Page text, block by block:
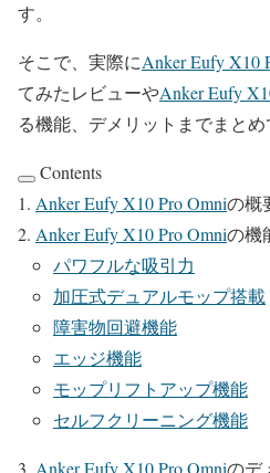
す。
そこで、実際にAnker Eufy X10
てみたレビューやAnker Eufy
る機能、デメリットまでまとめ
Contents
Anker Eufy X10 Pro Omniの概
Anker Eufy X10 Pro Omniの機
パワフルな吸引力
加圧式デュアルモップ搭載
障害物回避機能
エッジ機能
モップリフトアップ機能
セルフクリーニング機能
Anker Eufy X10 Pro Omniのデ